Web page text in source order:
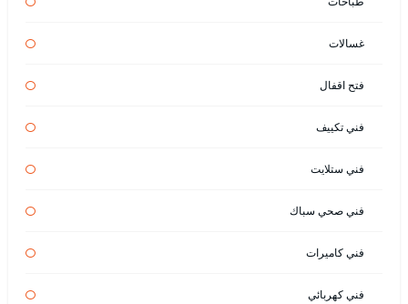
غسالات
فتح اقفال
فني تكييف
فني ستلايت
فني صحي سباك
فني كاميرات
فني كهربائي